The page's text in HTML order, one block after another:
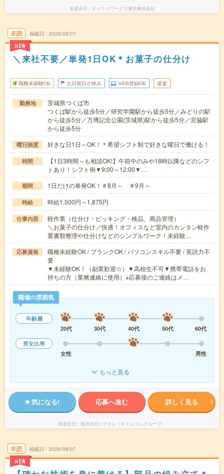
派遣会社 テイケイワークス東京株式会社
未読
NEW
掲載日 2026/08/07
＼来社不要／単発1日OK＊お菓子の仕分け
職種未経験OK 土日祝日が休み WEB登録OK 派遣
勤務地
茨城県つくば市
つくば駅から徒歩5分／研究学園駅から徒歩5分／みどりの駅
から徒歩5分／万博記念公園(茨城県)駅から徒歩5分／宮脇駅
から徒歩5分
曜日頻度 好きな日1日～OK！＊希望シフト制で好きな曜日で働ける！
時間
【1日3時間～も相談OK!】午前中のみや18時以降などのシフ
トあり！シフト例▼9:00～12:00▼…
期間 1日だけの単発OK！＃8月～ ＃9月～
時給 時給1,500円～1,875円
仕事内容
軽作業（仕分け・ピッキング・検品、商品管理）
＼お菓子の仕分け／快適！オフィスなど室内のカンタン軽作
業書類整理や仕分けなどのシンプルワーク！未経験…
応募資格
職種未経験OK / ブランクOK / パソコンスキル不要 / 英語力不
要
▼未経験OK！（副業歓迎☆）▼高校生不可▼携帯電話をお
持ちの方（業務連絡に使用）※応募後のご連絡はメ…
職場の雰囲気
年齢層
20代
30代 40代 50代
60代
男女比率
女性
男性
もっと見る
気になる! 応募へ進む 詳しく見る
派遣会社 株式会社バイトレ（キャムコムグループ）
未読
NEW
掲載日 2026/08/07